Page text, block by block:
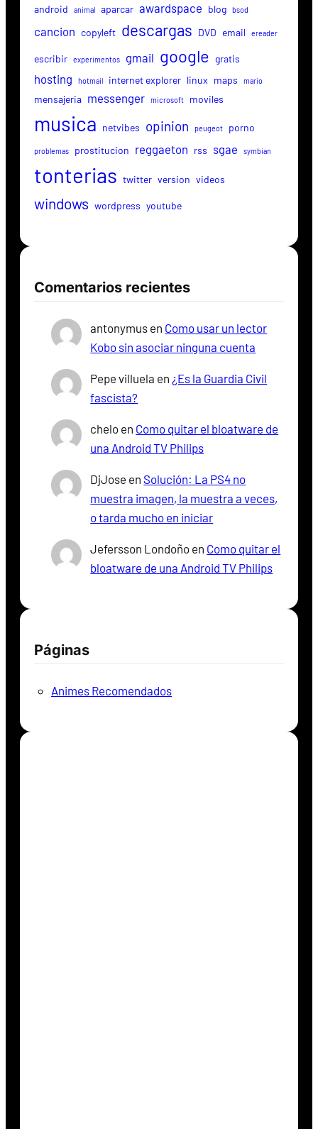
android animal aparcar awardspace blog bsod
cancion copyleft descargas DVD email ereader
escribir experimentos gmail google gratis
hosting hotmail internet explorer linux maps mario
mensajeria messenger microsoft moviles
musica netvibes opinion peugeot porno
problemas prostitucion reggaeton rss sgae symbian
tonterias twitter version videos
windows wordpress youtube
Comentarios recientes
antonymus en Como usar un lector
Kobo sin asociar ninguna cuenta
Pepe villuela en ¿Es la Guardia Civil
fascista?
chelo en Como quitar el bloatware de
una Android TV Philips
DjJose en Solución: La PS4 no
muestra imagen, la muestra a veces,
o tarda mucho en iniciar
Jefersson Londoño en Como quitar el
bloatware de una Android TV Philips
Páginas
Animes Recomendados